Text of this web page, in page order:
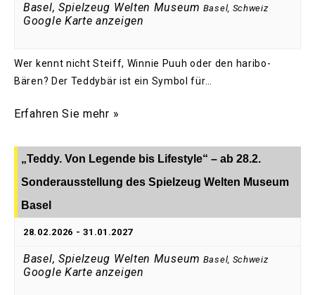
Basel, Spielzeug Welten Museum Basel, Schweiz
Google Karte anzeigen
Wer kennt nicht Steiff, Winnie Puuh oder den haribo-
Bären? Der Teddybär ist ein Symbol für…
Erfahren Sie mehr »
„Teddy. Von Legende bis Lifestyle“ – ab 28.2.
Sonderausstellung des Spielzeug Welten Museum
Basel
28.02.2026 -31.01.2027
Basel, Spielzeug Welten Museum Basel, Schweiz
Google Karte anzeigen